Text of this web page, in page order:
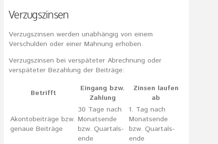
Verzugszinsen
Verzugszinsen werden unabhängig von einem
Verschulden oder einer Mahnung erhoben.
Verzugszinsen bei verspäteter Abrechnung oder
verspäteter Bezahlung der Beiträge:
Betrifft
Eingang bzw.
Zahlung
Zinsen laufen
ab
Akonto­beiträge bzw.
genaue Beiträge
30 Tage nach
Monats­ende
bzw. Quartals­
ende
1. Tag nach
Monats­ende
bzw. Quartals­
ende